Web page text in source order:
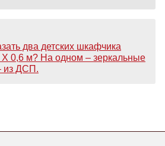
два детских шкафчика
0,6 м? На одном – зеркальные
из ДСП.